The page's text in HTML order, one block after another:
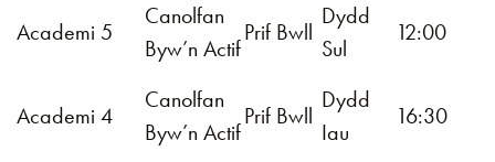
Academi 5
Canolfan
Byw’n Actif
Prif Bwll
Dydd
Sul
12:00
Academi 4
Canolfan
Byw’n Actif
Prif Bwll
Dydd
Iau
16:30